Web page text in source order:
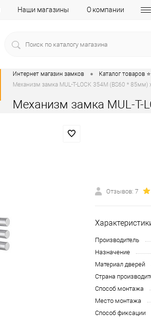
Наши магазины О компании
Интернет магазин замков • Каталог товаров ⭐
Механизм замка MUL-T-LOCK 354M (BS60 *
Механизм замка MUL-T-
Отзывов: 7
Производитель
Назначение
Материал дверей
Страна
Способ монтажа
Место монтажа
Способ фиксации